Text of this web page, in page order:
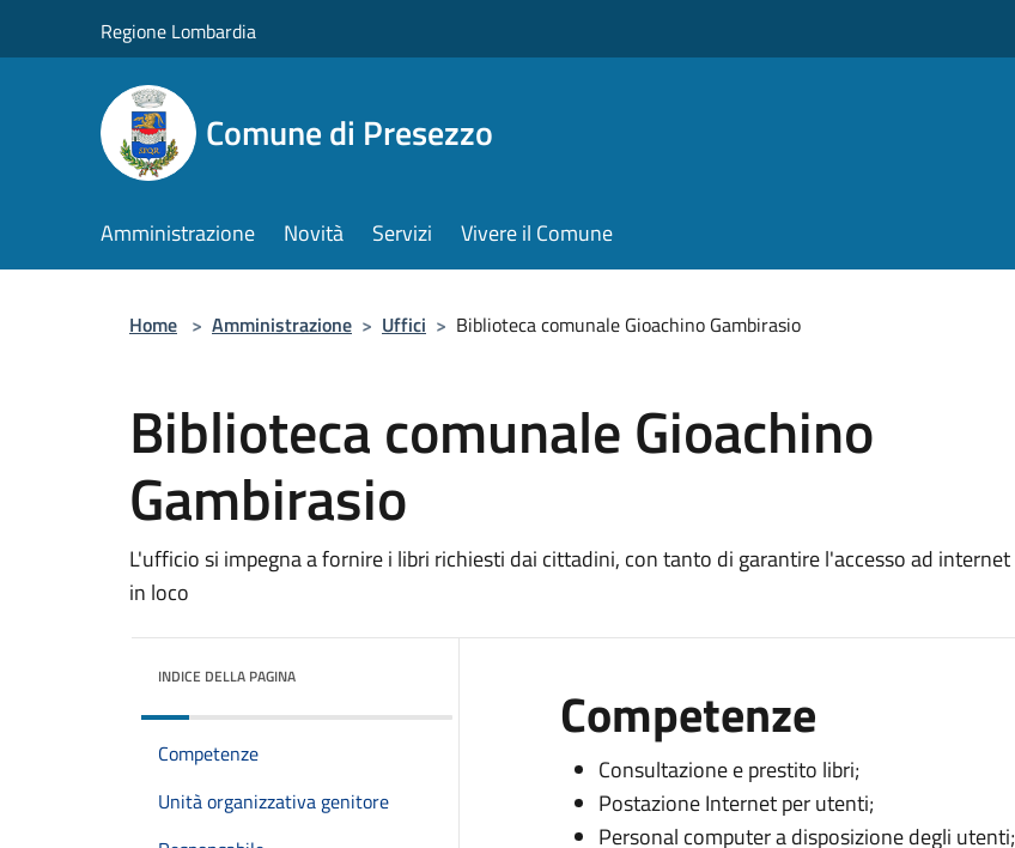
Regione Lombardia
Comune di Presezzo
Amministrazione Novità Servizi Vivere il Comune
Home > Amministrazione > Uffici > Biblioteca comunale Gioachino Gambirasio
Biblioteca comunale Gioachino
Gambirasio
L'ufficio si impegna a fornire i libri richiesti dai cittadini, con tanto di garantire l'accesso ad internet
in loco
INDICE DELLA PAGINA
Competenze
Unità organizzativa genitore
Competenze
Consultazione e prestito libri;
Postazione Internet per utenti;
Personal computer a disposizione degli utenti;